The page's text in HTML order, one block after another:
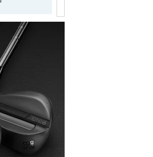
Xanthopoulos,
de nouvelles
Invitational
: Saison 2 du
: Lacoste Golf
deux circuits
Cup : le nouvel
record pour le
: une saison